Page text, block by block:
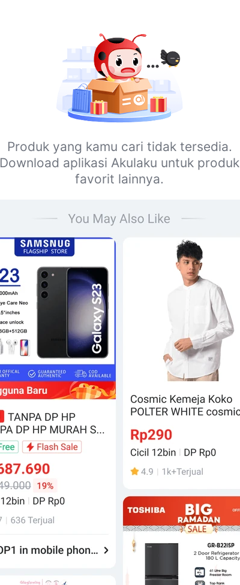
Produk yang kamu cari tidak tersedia.
Download aplikasi Akulaku untuk produk
favorit lainnya.